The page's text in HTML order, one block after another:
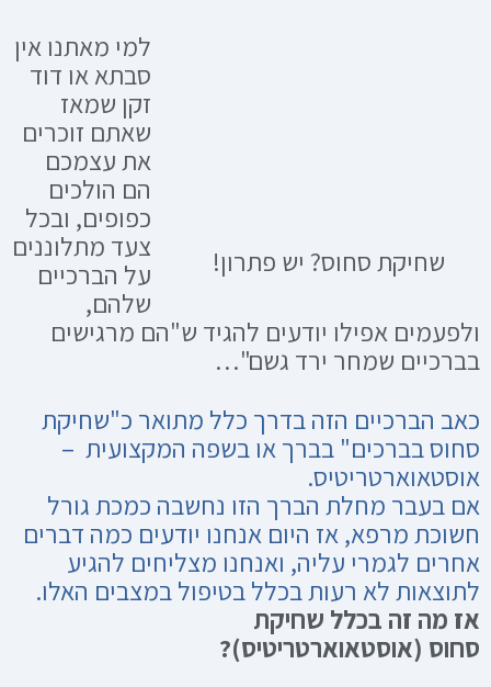
שחיקת סחוס? יש פתרון!
למי מאתנו אין
סבתא או דוד
זקן שמאז
שאתם זוכרים
את עצמכם
הם הולכים
כפופים, ובכל
צעד מתלוננים
על הברכיים
שלהם,
ולפעמים אפילו יודעים להגיד ש"הם מרגישים
בברכיים שמחר ירד גשם"…
כאב הברכיים הזה בדרך כלל מתואר כ"שחיקת
סחוס בברכים" בברך או בשפה המקצועית –
אוסטאוארטריטיס.
אם בעבר מחלת הברך הזו נחשבה כמכת גורל
חשוכת מרפא, אז היום אנחנו יודעים כמה דברים
אחרים לגמרי עליה, ואנחנו מצליחים להגיע
לתוצאות לא רעות בכלל בטיפול במצבים האלו.
אז מה זה בכלל שחיקת
סחוס (אוסטאוארטריטיס)?